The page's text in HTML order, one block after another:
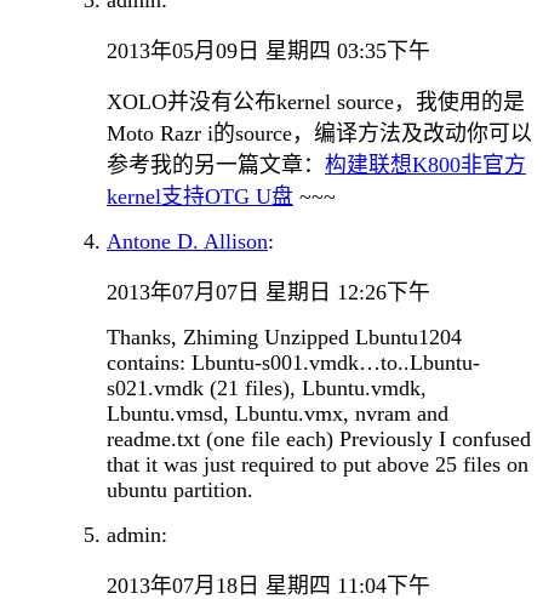
2013年05月09日 星期四 03:35下午
XOLO并没有公布kernel source，我使用的是
Moto Razr i的source，编译方法及改动你可以
参考我的另一篇文章： 构建联想K800非官方
kernel支持OTG U盘 ~~~
Antone D. Allison:
2013年07月07日 星期日 12:26下午
Thanks, Zhiming Unzipped Lbuntu1204
contains: Lbuntu-s001.vmdk…to..Lbuntu-
s021.vmdk (21 files), Lbuntu.vmdk,
Lbuntu.vmsd, Lbuntu.vmx, nvram and
readme.txt (one file each) Previously I confused
that it was just required to put above 25 files on
ubuntu partition.
admin:
2013年07月18日 星期四 11:04下午